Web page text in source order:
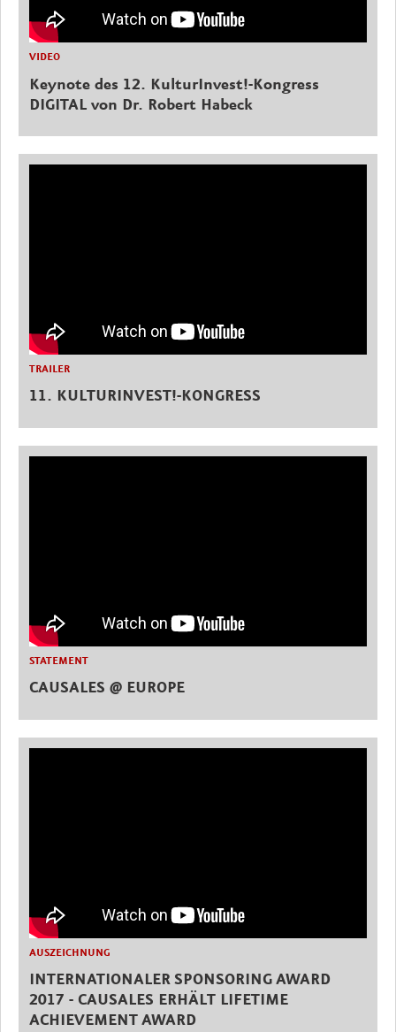
VIDEO
Keynote des 12. KulturInvest!-Kongress
DIGITAL von Dr. Robert Habeck
TRAILER
11. KULTURINVEST!-KONGRESS
STATEMENT
CAUSALES @ EUROPE
AUSZEICHNUNG
INTERNATIONALER SPONSORING AWARD
2017 - CAUSALES ERHÄLT LIFETIME
ACHIEVEMENT AWARD